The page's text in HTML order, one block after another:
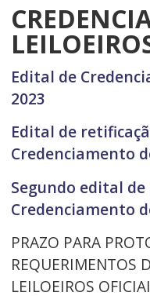
Edital de
2023
Edital de
Credenciamento
Segundo edital
Credenciamento
PRAZO PARA
REQUERIMENTOS
LEILOEIROS